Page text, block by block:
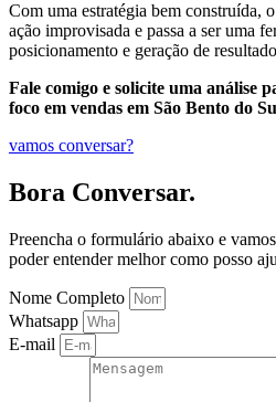
Com uma estratégia bem construída,
ação improvisada e passa a ser uma
posicionamento e geração de
Fale comigo e solicite uma análise
foco em vendas em São Bento do
vamos conversar?
Bora Conversar.
Preencha o formulário abaixo e
poder entender melhor como posso
Nome Completo
Whatsapp
E-mail